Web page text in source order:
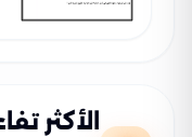
الأكثر